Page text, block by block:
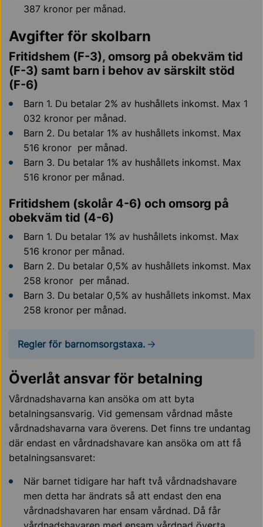
387 kronor per månad.
Avgifter för skolbarn
Fritidshem (F-3), omsorg på obekväm tid
(F-3) samt barn i behov av särskilt stöd
(F-6)
Barn 1. Du betalar 2% av hushållets inkomst. Max 1
032 kronor per månad.
Barn 2. Du betalar 1% av hushållets inkomst. Max
516 kronor per månad.
Barn 3. Du betalar 1% av hushållets inkomst. Max
516 kronor per månad.
Fritidshem (skolår 4-6) och omsorg på
obekväm tid (4-6)
Barn 1. Du betalar 1% av hushållets inkomst. Max
516 kronor per månad.
Barn 2. Du betalar 0,5% av hushållets inkomst. Max
258 kronor per månad.
Barn 3. Du betalar 0,5% av hushållets inkomst. Max
258 kronor per månad.
Regler för barnomsorgstaxa.
Överlåt ansvar för betalning
Vårdnadshavarna kan ansöka om att byta
betalningsansvarig. Vid gemensam vårdnad måste
vårdnadshavarna vara överens. Det finns tre undantag
där endast en vårdnadshavare kan ansöka om att få
betalningsansvaret:
När barnet tidigare har haft två vårdnadshavare
men detta har ändrats så att endast den ena
vårdnadshavaren har ensam vårdnad. Då får